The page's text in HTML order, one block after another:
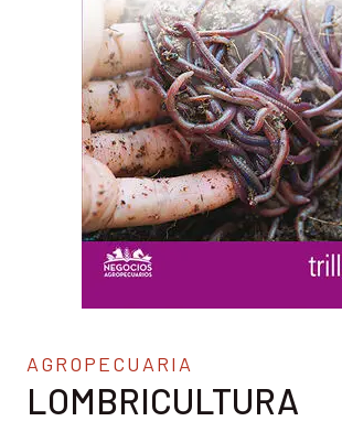
AGROPECUARIA
LOMBRICULTURA